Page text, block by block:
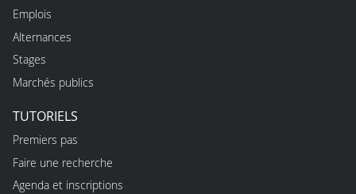
Emplois
Alternances
Stages
Marchés publics
TUTORIELS
Premiers pas
Faire une recherche
Agenda et inscriptions